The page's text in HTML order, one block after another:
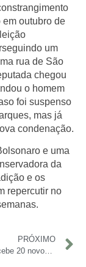
outubro de
um
rua de São
chegou
o homem
foi suspenso
mas já
condenação.
e uma
da
e os
repercutir no
PRÓXIMO
Amazonas recebe 20 novos peritos médicos do INSS para agilizar concessão de benefícios